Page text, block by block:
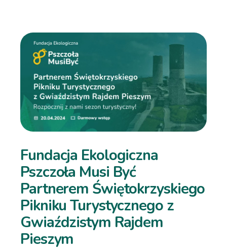
Fundacja Ekologiczna
Pszczoła Musi Być
Partnerem Świętokrzyskiego
Pikniku Turystycznego z
Gwiaździstym Rajdem
Pieszym